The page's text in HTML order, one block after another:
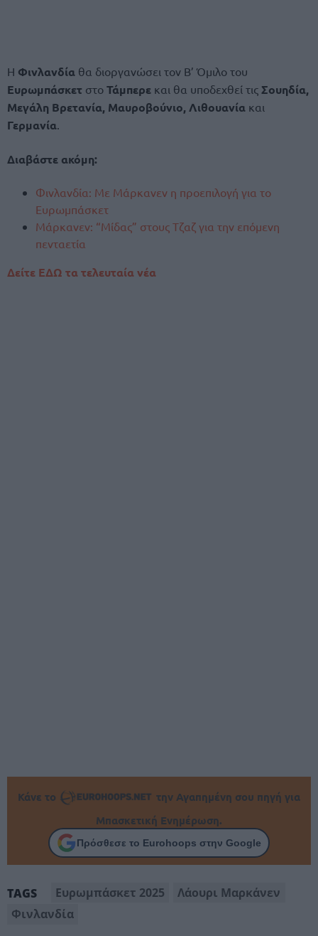
Η Φινλανδία θα διοργανώσει τον Β’ Όμιλο του
Ευρωμπάσκετ στο Τάμπερε και θα υποδεχθεί τις Σουηδία,
Μεγάλη Βρετανία, Μαυροβούνιο, Λιθουανία και
Γερμανία.
Διαβάστε ακόμη:
Φινλανδία: Με Μάρκανεν η προεπιλογή για το
Ευρωμπάσκετ
Μάρκανεν: “Μίδας” στους Τζαζ για την επόμενη
πενταετία
Δείτε ΕΔΩ τα τελευταία νέα
Κάνε το
την Αγαπημένη σου πηγή για
Μπασκετική Ενημέρωση.
Πρόσθεσε το Eurohoops στην Google
TAGS Ευρωμπάσκετ 2025
Λάουρι Μαρκάνεν
Φινλανδία